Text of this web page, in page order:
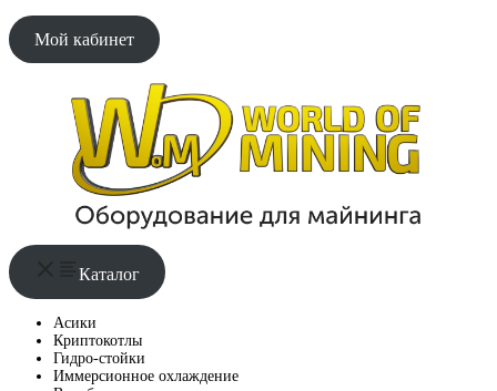
Мой кабинет
Каталог
Асики
Криптокотлы
Гидро-стойки
Иммерсионное охлаждение